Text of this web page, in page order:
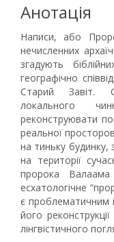
Анотація
Написи, або
нечисленних
згадують
географічно
Старий Завіт.
локального
реконструювати
реальної
на тиньку будинку,
на території
пророка
есхатологічне
є проблематичним
його
лінгвістичного